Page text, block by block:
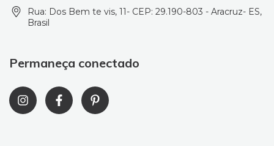
Rua: Dos Bem te vis, 11- CEP: 29.190-803 - Aracruz- ES,
Brasil
Permaneça conectado